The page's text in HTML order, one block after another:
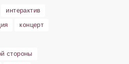
интерактив
концерт
стороны